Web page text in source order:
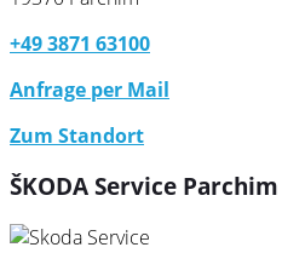
+49 3871 63100
Anfrage per Mail
Zum Standort
ŠKODA Service Parchim